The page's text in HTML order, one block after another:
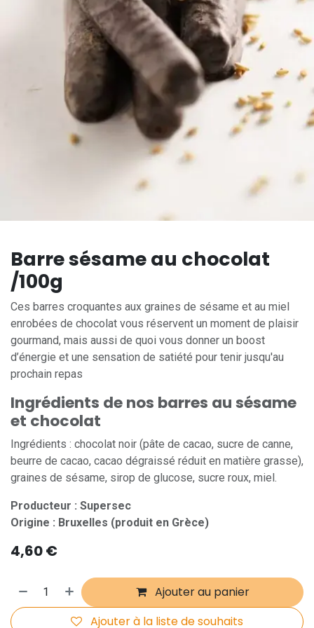
Barre sésame au chocolat
/100g
Ces barres croquantes aux graines de sésame et au miel
enrobées de chocolat vous réservent un moment de plaisir
gourmand, mais aussi de quoi vous donner un boost
d’énergie et une sensation de satiété pour tenir jusqu'au
prochain repas
Ingrédients de nos barres au sésame
et chocolat
Ingrédients : chocolat noir (pâte de cacao, sucre de canne,
beurre de cacao, cacao dégraissé réduit en matière grasse),
graines de sésame, sirop de glucose, sucre roux, miel.
Producteur : Supersec
Origine : Bruxelles (produit en Grèce)
4,60€
Ajouter au panier
Ajouter à la liste de souhaits